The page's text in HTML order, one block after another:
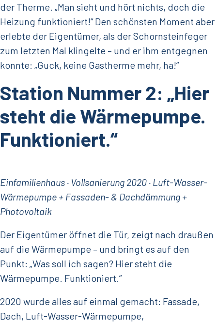
der Therme. „Man sieht und hört nichts, doch die
Heizung funktioniert!“ Den schönsten Moment aber
erlebte der Eigentümer, als der Schornsteinfeger
zum letzten Mal klingelte – und er ihm entgegnen
konnte: „Guck, keine Gastherme mehr, ha!“
Station Nummer 2: „Hier
steht die Wärmepumpe.
Funktioniert.“
Einfamilienhaus · Vollsanierung 2020 · Luft-Wasser-
Wärmepumpe + Fassaden- & Dachdämmung +
Photovoltaik
Der Eigentümer öffnet die Tür, zeigt nach draußen
auf die Wärmepumpe – und bringt es auf den
Punkt: „Was soll ich sagen? Hier steht die
Wärmepumpe. Funktioniert.“
2020 wurde alles auf einmal gemacht: Fassade,
Dach, Luft-Wasser-Wärmepumpe,